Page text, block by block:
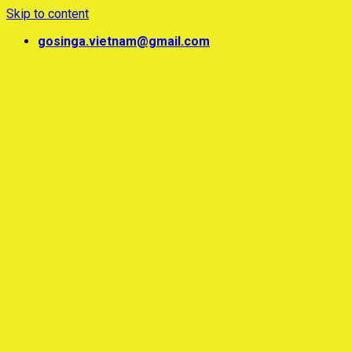
Skip to content
gosinga.vietnam@gmail.com